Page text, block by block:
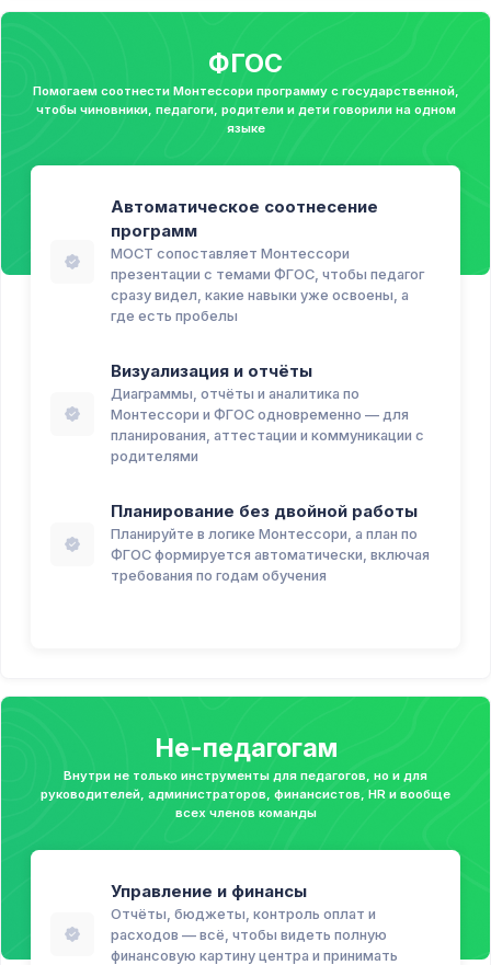
ФГОС
Помогаем соотнести Монтессори программу с государственной,
чтобы чиновники, педагоги, родители и дети говорили на одном
языке
Автоматическое соотнесение
программ
МОСТ сопоставляет Монтессори
презентации с темами ФГОС, чтобы педагог
сразу видел, какие навыки уже освоены, а
где есть пробелы
Визуализация и отчёты
Диаграммы, отчёты и аналитика по
Монтессори и ФГОС одновременно — для
планирования, аттестации и коммуникации с
родителями
Планирование без двойной работы
Планируйте в логике Монтессори, а план по
ФГОС формируется автоматически, включая
требования по годам обучения
Не-педагогам
Внутри не только инструменты для педагогов, но и для
руководителей, администраторов, финансистов, HR и вообще
всех членов команды
Управление и финансы
Отчёты, бюджеты, контроль оплат и
расходов — всё, чтобы видеть полную
финансовую картину центра и принимать